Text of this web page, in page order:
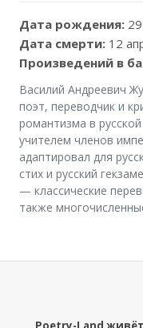
Дата рождения:
Дата смерти: 12
Произведений в
Василий Андреевич
поэт, переводчик и
романтизма в
учителем членов
адаптировал для
стих и русский
— классические
также